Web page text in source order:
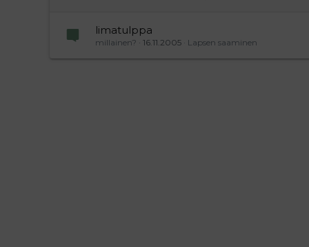
limatulppa
millainen? 16.11.2005 Lapsen saaminen